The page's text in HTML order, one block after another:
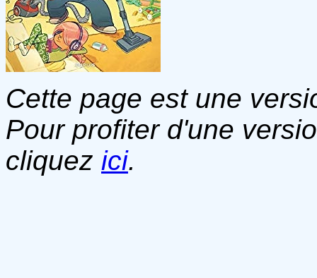
Cette page est une
Pour profiter d'une
cliquez ici.